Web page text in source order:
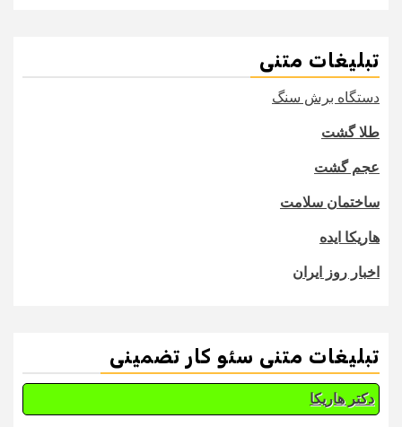
تبلیغات متنی
دستگاه برش سنگ
طلا گشت
عجم گشت
ساختمان سلامت
هاریکا ایده
اخبار روز ایران
تبلیغات متنی سئو کار تضمینی
دکتر هاریکا